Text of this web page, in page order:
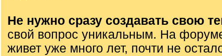
Не нужно сразу создавать свою
свой вопрос уникальным. На
живет уже много лет, почти не